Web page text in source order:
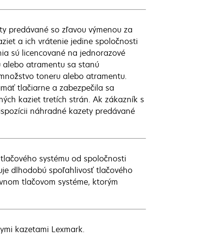
predávané so zľavou výmenou za
a ich vrátenie jedine spoločnosti
sú licencované na jednorazové
atramentu sa stanú
toneru alebo atramentu.
tlačiarne a zabezpečila sa
kaziet tretích strán. Ak zákazník s
náhradné kazety predávané
systému od spoločnosti
dlhodobú spoľahlivosť tlačového
tlačovom systéme, ktorým
kazetami Lexmark.